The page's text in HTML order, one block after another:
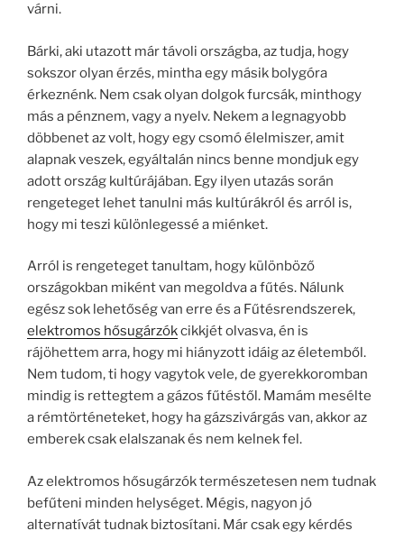
várni.
Bárki, aki utazott már távoli országba, az tudja, hogy
sokszor olyan érzés, mintha egy másik bolygóra
érkeznénk. Nem csak olyan dolgok furcsák, minthogy
más a pénznem, vagy a nyelv. Nekem a legnagyobb
döbbenet az volt, hogy egy csomó élelmiszer, amit
alapnak veszek, egyáltalán nincs benne mondjuk egy
adott ország kultúrájában. Egy ilyen utazás során
rengeteget lehet tanulni más kultúrákról és arról is,
hogy mi teszi különlegessé a miénket.
Arról is rengeteget tanultam, hogy különböző
országokban miként van megoldva a fűtés. Nálunk
egész sok lehetőség van erre és a Fűtésrendszerek,
elektromos hősugárzókcikkjét olvasva, én is
rájöhettem arra, hogy mi hiányzott idáig az életemből.
Nem tudom, ti hogy vagytok vele, de gyerekkoromban
mindig is rettegtem a gázos fűtéstől. Mamám mesélte
a rémtörténeteket, hogy ha gázszivárgás van, akkor az
emberek csak elalszanak és nem kelnek fel.
Az elektromos hősugárzók természetesen nem tudnak
befűteni minden helységet. Mégis, nagyon jó
alternatívát tudnak biztosítani. Már csak egy kérdés